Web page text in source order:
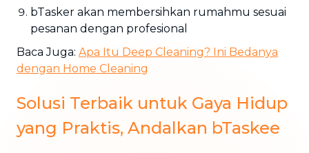
bTasker akan membersihkan rumahmu sesuai
pesanan dengan profesional
Baca Juga: Apa Itu Deep Cleaning? Ini Bedanya
dengan Home Cleaning
Solusi Terbaik untuk Gaya Hidup
yang Praktis, Andalkan bTaskee